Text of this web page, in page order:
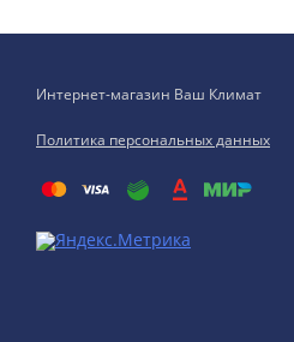
Интернет-магазин Ваш Климат
Политика персональных данных